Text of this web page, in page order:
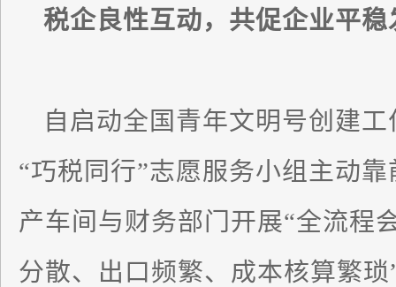
税企良性互动，共促企业平稳
自启动全国青年文明号创建
“巧税同行”志愿服务小组主动
产车间与财务部门开展“全流程
分散、出口频繁、成本核算繁